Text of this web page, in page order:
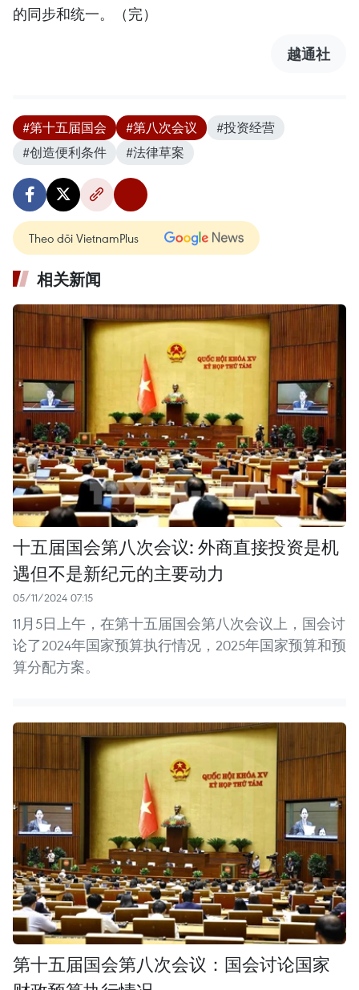
的同步和统一。（完）
越通社
#第十五届国会 #第八次会议
#投资经营
#创造便利条件
#法律草案
Theo dõi VietnamPlus
相关新闻
十五届国会第八次会议: 外商直接投资是机
遇但不是新纪元的主要动力
05/11/2024 07:15
11月5日上午，在第十五届国会第八次会议上，国会讨
论了2024年国家预算执行情况，2025年国家预算和预
算分配方案。
第十五届国会第八次会议：国会讨论国家